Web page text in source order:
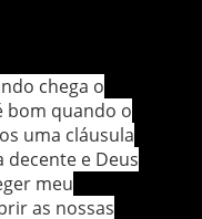
chega o
bom quando o
uma cláusula
e Deus
meu
as nossas